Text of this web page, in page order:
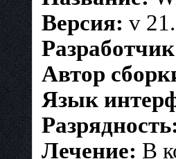
Версия: v
Автор
Язык
Лечение: В